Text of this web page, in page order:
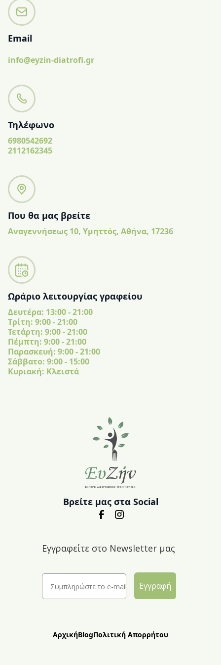
Email
info@eyzin-diatrofi.gr
Τηλέφωνο
6980542692
2112162345
Που θα μας βρείτε
Αναγεννήσεως 10, Υμηττός, Αθήνα, 17236
Ωράριο λειτουργίας γραφείου
Δευτέρα: 13:00 - 21:00
Tρίτη: 9:00 - 21:00
Τετάρτη: 9:00 - 21:00
Πέμπτη: 9:00 - 21:00
Παρασκευή: 9:00 - 21:00
Σάββατο: 9:00 - 15:00
Κυριακή: Κλειστά
Βρείτε μας στα Social
Εγγραφείτε στο Newsletter μας
Εγγραφή
ΑρχικήBlogΠολιτική Απορρήτου